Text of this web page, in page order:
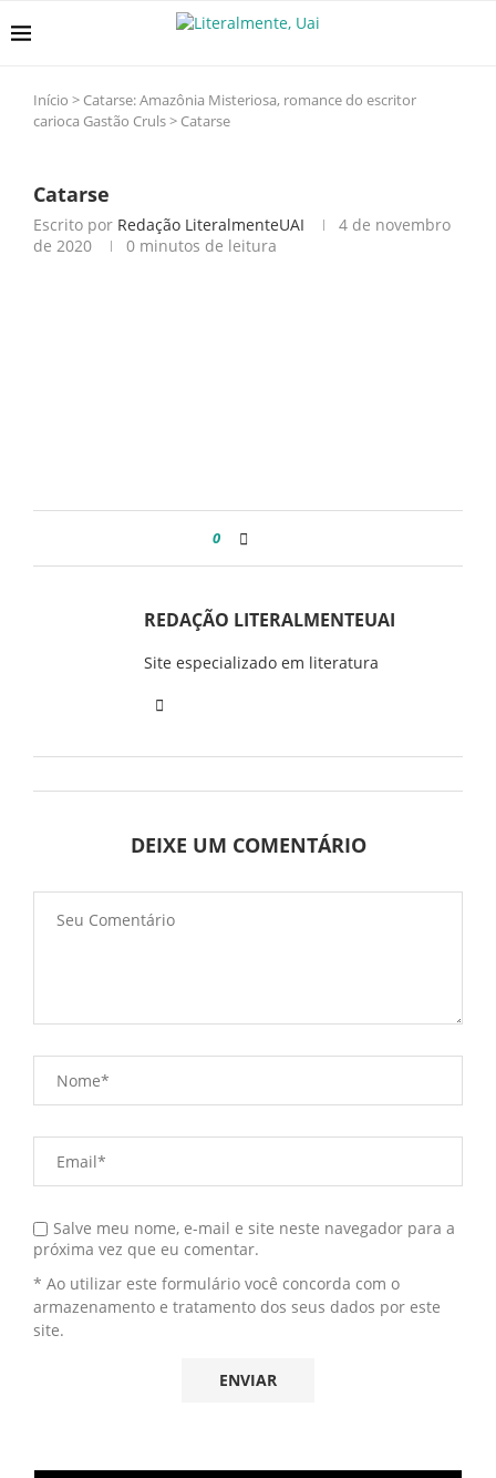
Início > Catarse: Amazônia Misteriosa, romance do escritor
carioca Gastão Cruls> Catarse
Catarse
Escrito por Redação LiteralmenteUAI
4 de novembro
de 2020
0 minutos de leitura
0
REDAÇÃO LITERALMENTEUAI
Site especializado em literatura
DEIXE UM COMENTÁRIO
Salve meu nome, e-mail e site neste navegador para a
próxima vez que eu comentar.
* Ao utilizar este formulário você concorda com o
armazenamento e tratamento dos seus dados por este
site.